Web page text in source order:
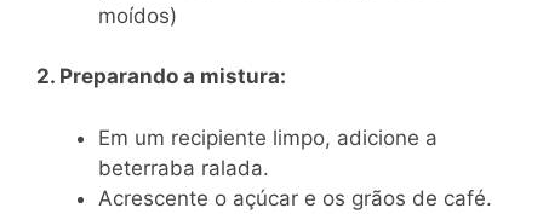
moídos)
2. Preparando a mistura:
Em um recipiente limpo, adicione a
beterraba ralada.
Acrescente o açúcar e os grãos de café.